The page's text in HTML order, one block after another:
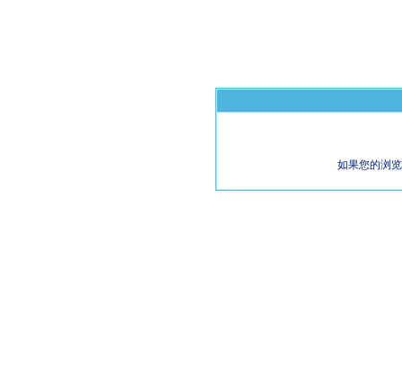
如果您的浏